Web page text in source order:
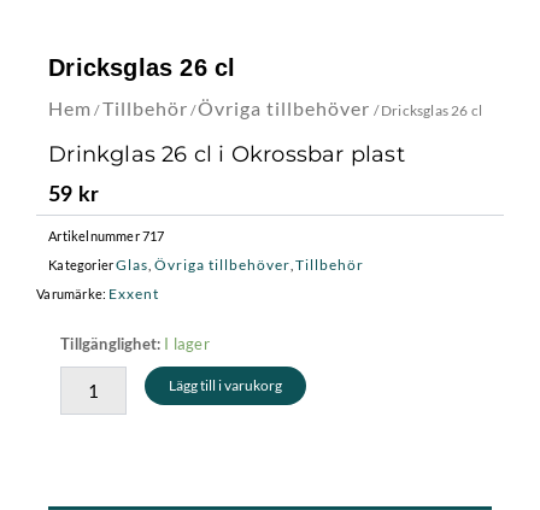
Dricksglas 26 cl
Hem /Tillbehör /Övriga tillbehöver / Dricksglas 26 cl
Drinkglas 26 cl i Okrossbar plast
59 kr
Artikelnummer717
KategorierGlas Övriga tillbehöver ,Tillbehör
Varumärke: Exxent
Tillgänglighet: I lager
Dricksglas
26
mängd
Lägg till i varukorg